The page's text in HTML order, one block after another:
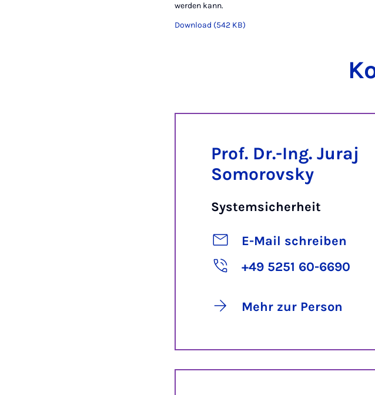
werden kann.
Download (542 KB)
Prof. Dr.-Ing. Juraj
Somorovsky
Systemsicherheit
E-Mail schreiben
+49 5251 60-6690
Mehr zur Person